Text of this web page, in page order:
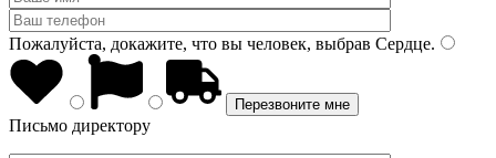
Пожалуйста, докажите, что вы человек, выбрав Сердце.
Письмо директору